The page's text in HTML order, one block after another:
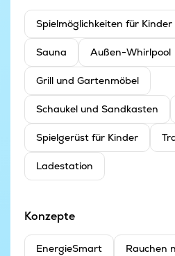
Spielmöglichkeiten für Kinder
Sauna Außen-Whirlpool
Grill und Gartenmöbel
Schaukel und Sandkasten
Spielgerüst für Kinder
Ladestation
Konzepte
EnergieSmart Rauchen